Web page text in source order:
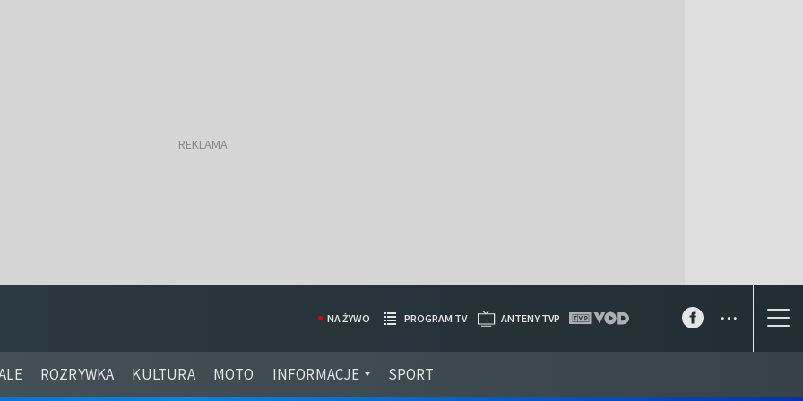
ROZRYWKA KULTURA MOTO INFORMACJE SPORT
NA ŻYWO PROGRAM TV ANTENY TVP ...